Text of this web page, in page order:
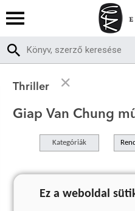
Thriller
Giap Van Chung
Kategóriák
A keresett
Ez a weboldal